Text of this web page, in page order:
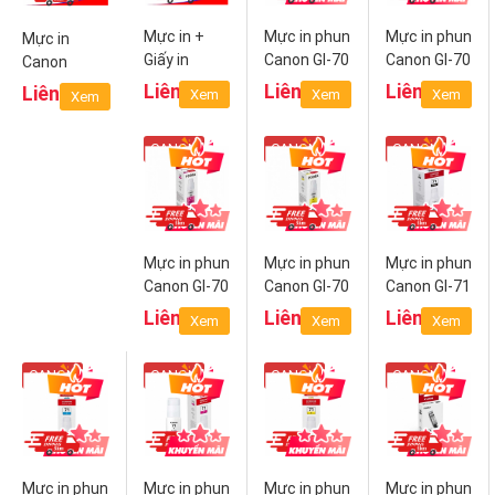
Mực in
Canon
Cartridge
Liên hệXem
Mực in +
Giấy in
KP108 IN
Liên hệ
Xem
Mực in phun
Canon GI-70
PGBK
(Black)
Liên hệ
Xem
Mực in phun
Canon GI-70
C (Cyan)
Liên hệ
Xem
CANON
Mực in phun
Canon GI-70
M
(Magenta)
Liên hệ
Xem
CANON
Mực in phun
Canon GI-70
Y (Yellow)
Liên hệ
Xem
CANON
Mực in phun
Canon GI-71
PGBK
(Pigment
Liên hệ
Xem
CANON
Mực in phun
CANON
Mực in phun
CANON
Mực in phun
CANON
Mực in phun